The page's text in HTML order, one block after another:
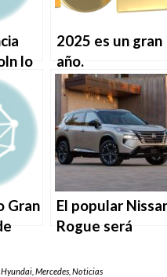
lo
2025 es un gran
año.
Gran
El popular
Rogue será
híbrido
,Hyundai ,Mercedes ,Noticias